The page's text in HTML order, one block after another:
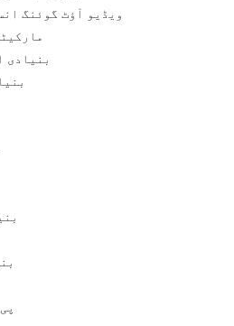
ویڈیو آؤٹ گوئنگ
بنیادی